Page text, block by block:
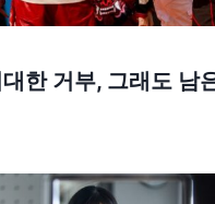
한 거부, 그래도 남